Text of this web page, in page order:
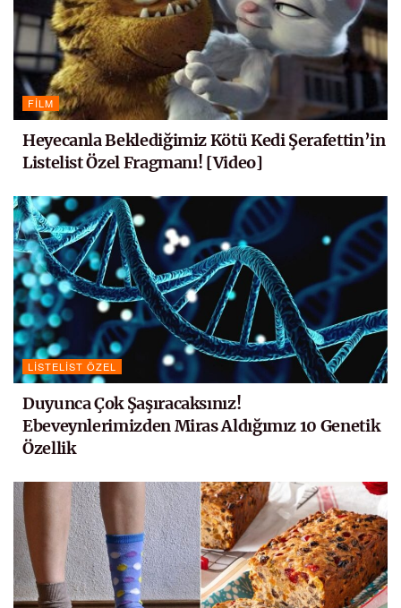
FILM
Heyecanla Beklediğimiz Kötü Kedi Şerafettin’in
Listelist Özel Fragmanı! [Video]
LISTELIST ÖZEL
Duyunca Çok Şaşıracaksınız!
Ebeveynlerimizden Miras Aldığımız 10 Genetik
Özellik